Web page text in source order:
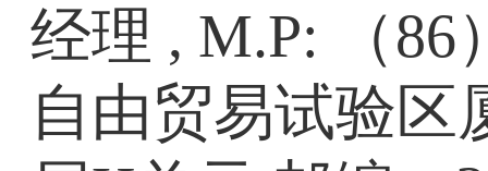
经理 , M.P: （86
自由贸易试验区